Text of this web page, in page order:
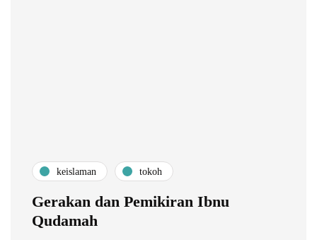
keislaman tokoh
Gerakan dan Pemikiran Ibnu
Qudamah